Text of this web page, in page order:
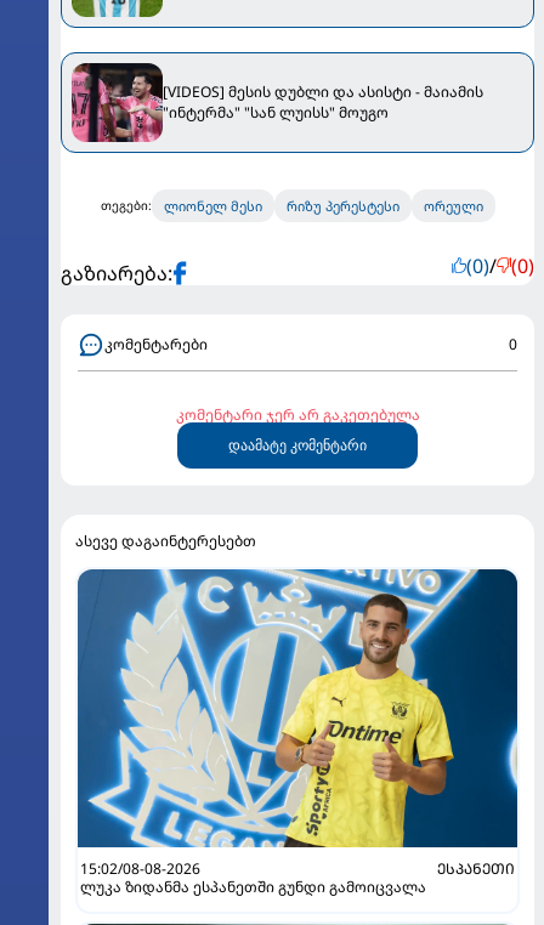
[VIDEOS] მესის დუბლი და ასისტი - მაიამის
"ინტერმა" "სან ლუისს" მოუგო
თეგები: ლიონელ მესი რიზუ პერესტესი ორეული
გაზიარება: (0)/ (0)
კომენტარები 0
კომენტარი ჯერ არ გაკეთებულა
დაამატე კომენტარი
ასევე დაგაინტერესებთ
15:02/08-08-2026
ᲔᲡᲞᲐᲜᲔᲗᲘ
ლუკა ზიდანმა ესპანეთში გუნდი გამოიცვალა